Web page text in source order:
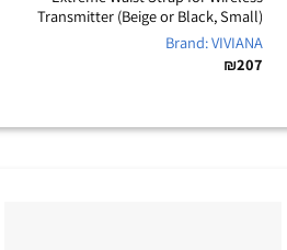
Transmitter (Beige or Black, Small)
Brand: VIVIANA
₪207